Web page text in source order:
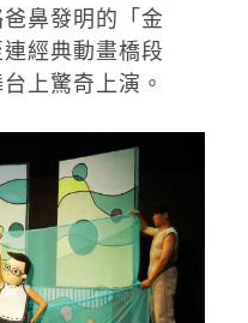
鼻發明的「金
經典動畫橋段
上驚奇上演。